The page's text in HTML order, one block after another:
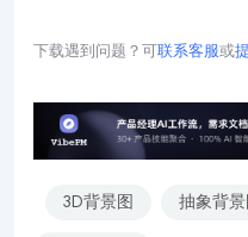
下载遇到问题？可联系客服或
3D背景图 抽象背景